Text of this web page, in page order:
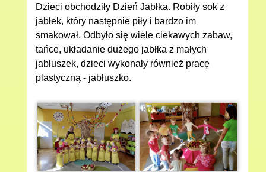
Dzieci obchodziły Dzień Jabłka. Robiły sok z
jabłek, który następnie piły i bardzo im
smakował. Odbyło się wiele ciekawych zabaw,
tańce, układanie dużego jabłka z małych
jabłuszek, dzieci wykonały również pracę
plastyczną - jabłuszko.